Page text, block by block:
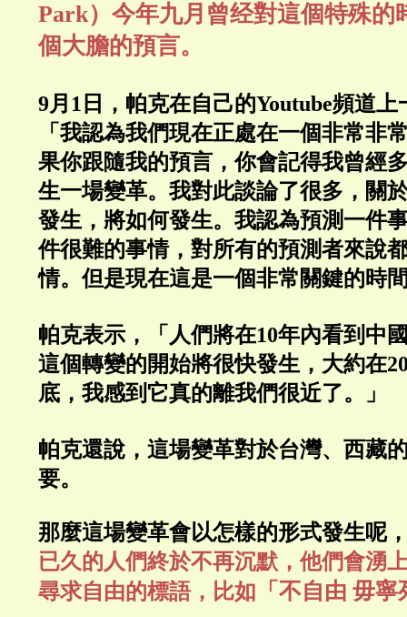
Park）今年九月曾经對這個特殊的
個大膽的預言。
9月 1 日，帕克在自己的Youtube頻道上
「我認為我們現在正處在一個非常非
果你跟隨我的預言，你會記得我曾經
生一場變革。我對此談論了很多，關
發生，將如何發生。我認為預測一件
件很難的事情，對所有的預測者來說
情。但是現在這是一個非常關鍵的時
帕克表示，「人們將在10年內看到中
這個轉變的開始將很快發生，大約在
底，我感到它真的離我們很近了。」
帕克還說，這場變革對於台灣、西藏
要。
那麼這場變革會以怎樣的形式發生呢
已久的人們終於不再沉默，他們會湧
尋求自由的標語，比如 「不自由 毋寧